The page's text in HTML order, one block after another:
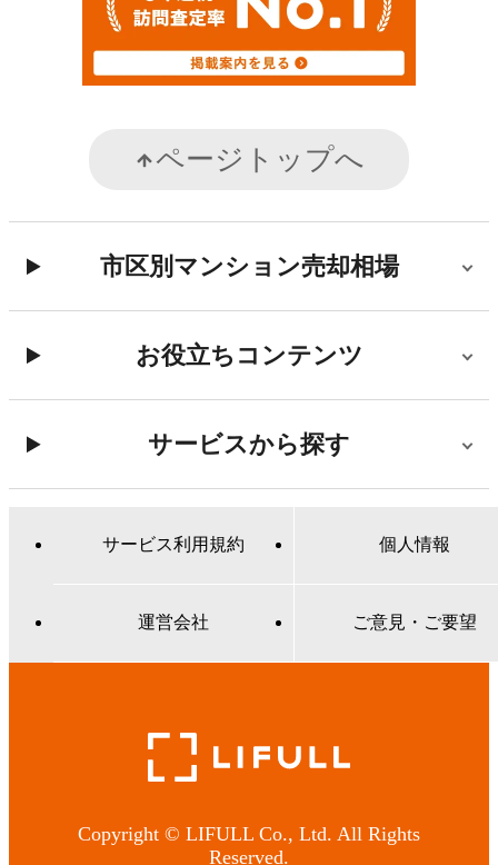
ページトップへ
市区別マンション売却相場
お役立ちコンテンツ
サービスから探す
サービス利用規約 個人情報
運営会社 ご意見・ご要望
Copyright © LIFULL Co., Ltd. All Rights
Reserved.